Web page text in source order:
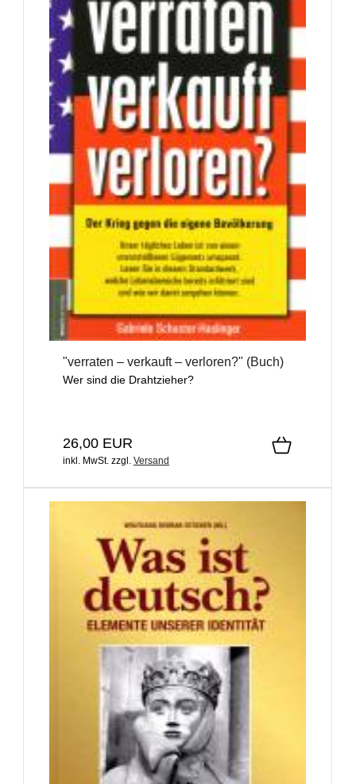
"verraten – verkauft – verloren?" (Buch)
Wer sind die Drahtzieher?
26,00 EUR
inkl. MwSt. zzgl. Versand